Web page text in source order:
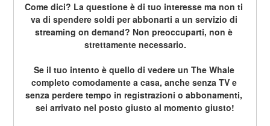
Come dici? La questione è di tuo interesse ma non ti
va di spendere soldi per abbonarti a un servizio di
streaming on demand? Non preoccuparti, non è
strettamente necessario.
Se il tuo intento è quello di vedere un The Whale
completo comodamente a casa, anche senza TV e
senza perdere tempo in registrazioni o abbonamenti,
sei arrivato nel posto giusto al momento giusto!